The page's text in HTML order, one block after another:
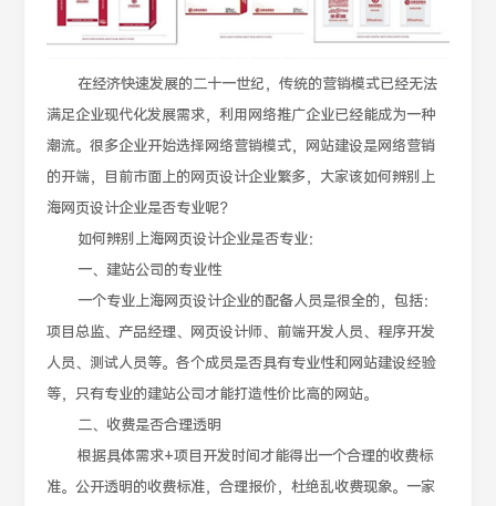
在经济快速发展的二十一世纪，传统的营销模式已经无法
满足企业现代化发展需求，利用网络推广企业已经能成为一种
潮流。很多企业开始选择网络营销模式，网站建设是网络营销
的开端，目前市面上的网页设计企业繁多，大家该如何辨别上
海网页设计企业是否专业呢？
如何辨别上海网页设计企业是否专业：
一、建站公司的专业性
一个专业上海网页设计企业的配备人员是很全的，包括：
项目总监、产品经理、网页设计师、前端开发人员、程序开发
人员、测试人员等。各个成员是否具有专业性和网站建设经验
等，只有专业的建站公司才能打造性价比高的网站。
二、收费是否合理透明
根据具体需求+项目开发时间才能得出一个合理的收费标
准。公开透明的收费标准，合理报价，杜绝乱收费现象。一家